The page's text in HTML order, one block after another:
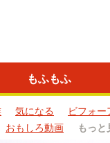
もふもふ
気になる ビフォー
おもしろ動画 もっと